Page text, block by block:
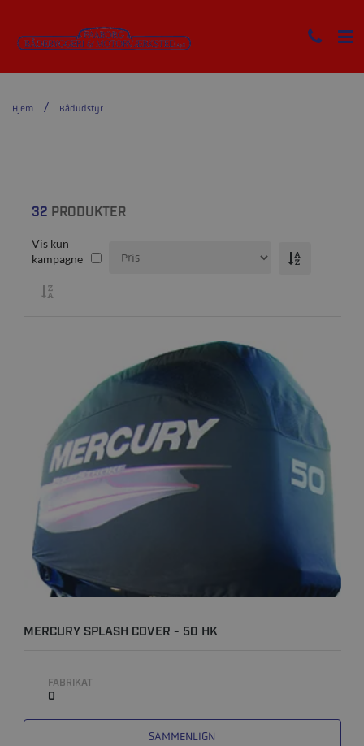
Hjem Bådudstyr
32 PRODUKTER
Vis kun
kampagne
MERCURY SPLASH COVER - 50 HK
FABRIKAT
0
SAMMENLIGN